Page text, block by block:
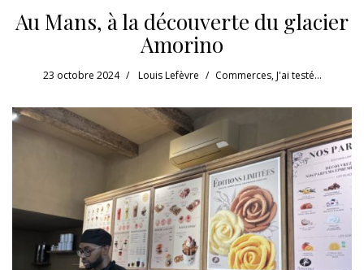
Au Mans, à la découverte du glacier
Amorino
23 octobre 2024 Louis Lefèvre Commerces,J'ai testé...